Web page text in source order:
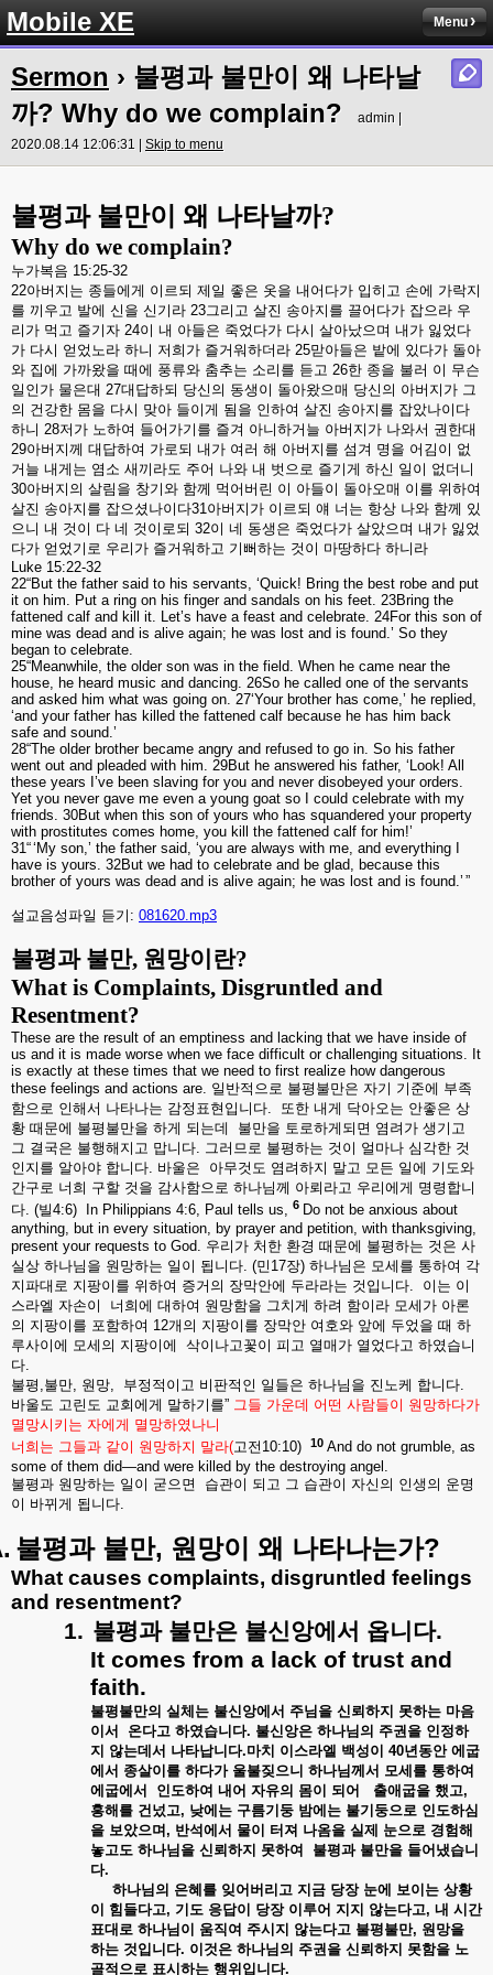
Mobile XE Menu
Sermon › 불평과 불만이 왜 나타날
까? Why do we complain?
admin |
2020.08.14 12:06:31 | Skip to menu
불평과 불만이 왜 나타날까?
Why do we complain?
누가복음 15:25-32
22아버지는 종들에게 이르되 제일 좋은 옷을 내어다가 입히고 손에 가락지
를 끼우고 발에 신을 신기라 23그리고 살진 송아지를 끌어다가 잡으라 우
리가 먹고 즐기자 24이 내 아들은 죽었다가 다시 살아났으며 내가 잃었다
가 다시 얻었노라 하니 저희가 즐거워하더라 25맏아들은 밭에 있다가 돌아
와 집에 가까왔을 때에 풍류와 춤추는 소리를 듣고 26한 종을 불러 이 무슨
일인가 물은대 27대답하되 당신의 동생이 돌아왔으매 당신의 아버지가 그
의 건강한 몸을 다시 맞아 들이게 됨을 인하여 살진 송아지를 잡았나이다
하니 28저가 노하여 들어가기를 즐겨 아니하거늘 아버지가 나와서 권한대
29아버지께 대답하여 가로되 내가 여러 해 아버지를 섬겨 명을 어김이 없
거늘 내게는 염소 새끼라도 주어 나와 내 벗으로 즐기게 하신 일이 없더니
30아버지의 살림을 창기와 함께 먹어버린 이 아들이 돌아오매 이를 위하여
살진 송아지를 잡으셨나이다31아버지가 이르되 얘 너는 항상 나와 함께 있
으니 내 것이 다 네 것이로되 32이 네 동생은 죽었다가 살았으며 내가 잃었
다가 얻었기로 우리가 즐거워하고 기뻐하는 것이 마땅하다 하니라
Luke 15:22-32
22“But the father said to his servants, ‘Quick! Bring the best robe and put
it on him. Put a ring on his finger and sandals on his feet. 23Bring the
fattened calf and kill it. Let’s have a feast and celebrate. 24For this son of
mine was dead and is alive again; he was lost and is found.’ So they
began to celebrate.
25“Meanwhile, the older son was in the field. When he came near the
house, he heard music and dancing. 26So he called one of the servants
and asked him what was going on. 27‘Your brother has come,’ he replied,
‘and your father has killed the fattened calf because he has him back
safe and sound.’
28“The older brother became angry and refused to go in. So his father
went out and pleaded with him. 29But he answered his father, ‘Look! All
these years I’ve been slaving for you and never disobeyed your orders.
Yet you never gave me even a young goat so I could celebrate with my
friends. 30But when this son of yours who has squandered your property
with prostitutes comes home, you kill the fattened calf for him!’
31“ ‘My son,’ the father said, ‘you are always with me, and everything I
have is yours. 32But we had to celebrate and be glad, because this
brother of yours was dead and is alive again; he was lost and is found.’ ”
설교음성파일 듣기: 081620.mp3
불평과 불만, 원망이란?
What is Complaints, Disgruntled and
Resentment?
These are the result of an emptiness and lacking that we have inside of
us and it is made worse when we face difficult or challenging situations. It
is exactly at these times that we need to first realize how dangerous
these feelings and actions are. 일반적으로 불평불만은 자기 기준에 부족
함으로 인해서 나타나는 감정표현입니다. 또한 내게 닥아오는 안좋은 상
황 때문에 불평불만을 하게 되는데 불만을 토로하게되면 염려가 생기고
그 결국은 불행해지고 맙니다. 그러므로 불평하는 것이 얼마나 심각한 것
인지를 알아야 합니다. 바울은 아무것도 염려하지 말고 모든 일에 기도와
간구로 너희 구할 것을 감사함으로 하나님께 아뢰라고 우리에게 명령합니
다. (빌4:6) In Philippians 4:6, Paul tells us, 6 Do not be anxious about
anything, but in every situation, by prayer and petition, with thanksgiving,
present your requests to God. 우리가 처한 환경 때문에 불평하는 것은 사
실상 하나님을 원망하는 일이 됩니다. (민 17장) 하나님은 모세를 통하여 각
지파대로 지팡이를 위하여 증거의 장막안에 두라라는 것입니다. 이는 이
스라엘 자손이 너희에 대하여 원망함을 그치게 하려 함이라 모세가 아론
의 지팡이를 포함하여 12개의 지팡이를 장막안 여호와 앞에 두었을 때 하
루사이에 모세의 지팡이에 삭이나고꽃이 피고 열매가 열었다고 하였습니
다.
불평 ,불만, 원망, 부정적이고 비판적인 일들은 하나님을 진노케 합니다.
바울도 고린도 교회에게 말하기를” 그들 가운데 어떤 사람들이 원망하다가
멸망시키는 자에게 멸망하였나니
너희는 그들과 같이 원망하지 말라(고전 10:10) 10 And do not grumble, as
some of them did—and were killed by the destroying angel.
불평과 원망하는 일이 굳으면 습관이 되고 그 습관이 자신의 인생의 운명
이 바뀌게 됩니다
불평과 불만, 원망이 왜 나타나는가?
What causes complaints, disgruntled feelings
and resentment?
1. 불평과 불만은 불신앙에서 옵니다.
It comes from a lack of trust and
faith.
불평불만의 실체는 불신앙에서 주님을 신뢰하지 못하는 마음
이서
온다고 하였습니다. 불신앙은 하나님의 주권을 인정하
지 않는데서 나타납니다.마치 이스라엘 백성이 40년동안 에굽
에서 종살이를 하다가 울불짖으니 하나님께서 모세를 통하여
에굽에서
인도하여 내어 자유의 몸이 되어 출애굽을 했고,
홍해를 건넜고, 낮에는 구름기둥 밤에는 불기둥으로 인도하심
을 보았으며, 반석에서 물이 터져 나옴을 실제 눈으로 경험해
놓고도 하나님을 신뢰하지 못하여 불평과 불만을 들어냈습니
다.
하나님의 은혜를 잊어버리고 지금 당장 눈에 보이는 상황
이 힘들다고, 기도 응답이 당장 이루어 지지 않는다고, 내 시간
표대로 하나님이 움직여 주시지 않는다고 불평불만, 원망을
하는 것입니다. 이것은 하나님의 주권을 신뢰하지 못함을 노
골적으로 표시하는 행위입니다.